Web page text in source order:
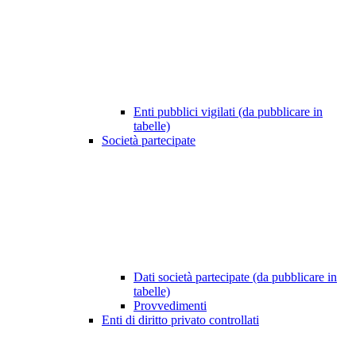
Enti pubblici vigilati (da pubblicare in
tabelle)
Società partecipate
Dati società partecipate (da pubblicare in
tabelle)
Provvedimenti
Enti di diritto privato controllati